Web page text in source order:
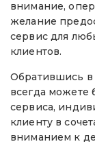
внимание,
желание
сервис для
клиентов.
Обратившись в
всегда можете
сервиса,
клиенту в
вниманием к